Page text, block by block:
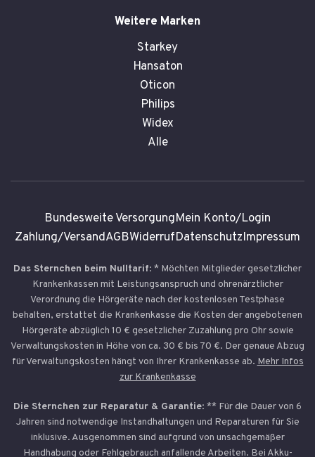
Weitere Marken
Starkey
Hansaton
Oticon
Philips
Widex
Alle
Bundesweite VersorgungMein Konto/Login
Zahlung/VersandAGBWiderrufDatenschutzImpressum
Das Sternchen beim Nulltarif: * Möchten Mitglieder gesetzlicher
Krankenkassen mit Leistungsanspruch und ohrenärztlicher
Verordnung die Hörgeräte nach der kostenlosen Testphase
behalten, erstattet die Krankenkasse die Kosten der angebotenen
Hörgeräte abzüglich 10 € gesetzlicher Zuzahlung pro Ohr sowie
Verwaltungskosten in Höhe von ca. 30 € bis 70 €. Der genaue Abzug
für Verwaltungskosten hängt von Ihrer Krankenkasse ab.Mehr Infos
zur Krankenkasse
Die Sternchen zur Reparatur & Garantie: ** Für die Dauer von 6
Jahren sind notwendige Instandhaltungen und Reparaturen für Sie
inklusive. Ausgenommen sind aufgrund von unsachgemäßer
Handhabung oder Fehlgebrauch anfallende Arbeiten. Bei Akku-